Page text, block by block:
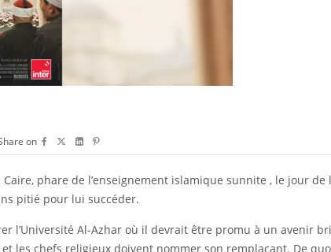
on
phare de l’enseignement islamique sunnite , le jour de
pitié pour lui succéder.
l’Université Al-Azhar où il devrait être promu à un avenir
les chefs religieux doivent nommer son remplaçant. De